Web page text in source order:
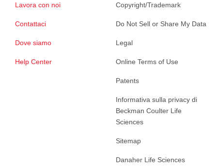
Lavora con noi
Contattaci
Dove siamo
Help Center
Copyright/Trademark
Do Not Sell or Share My Data
Legal
Online Terms of Use
Patents
Informativa sulla privacy di
Beckman Coulter Life
Sciences
Sitemap
Danaher Life Sciences